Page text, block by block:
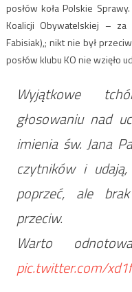
posłów koła Polskie
Koalicji Obywatelskiej – za
Fabisiak),; nikt nie był
posłów klubu KO nie wzięło
Wyjątkowe
głosowaniu nad
imienia św. Jana
czytników i
poprzeć, ale
przeciw.
Warto
pic.twitter.com/